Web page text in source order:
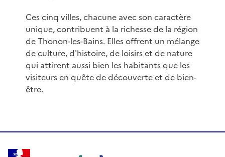
Ces cinq villes, chacune avec son caractère
unique, contribuent à la richesse de la région
de Thonon-les-Bains. Elles offrent un mélange
de culture, d'histoire, de loisirs et de nature
qui attirent aussi bien les habitants que les
visiteurs en quête de découverte et de bien-
être.